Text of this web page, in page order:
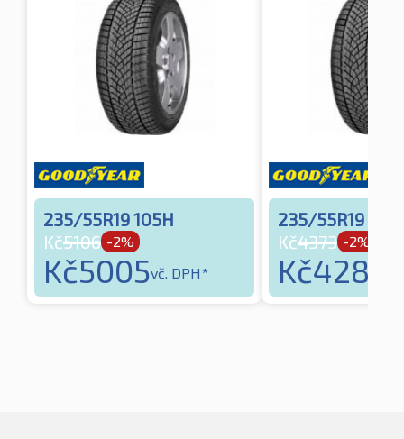
235/55R19 105H
Kč5106 -2%
Kč5005vč. DPH*
235/55R19
Kč4373 -2%
Kč4286